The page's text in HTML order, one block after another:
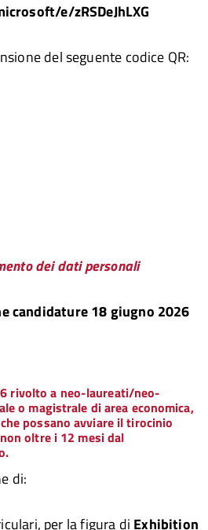
e/zRSDeJhLXG
del seguente codice QR:
dei dati personali
candidature 18 giugno 2026
rivolto a neo-laureati/neo-
o magistrale di area economica,
possano avviare il tirocinio
oltre i 12 mesi dal
di:
per la figura di Exhibition